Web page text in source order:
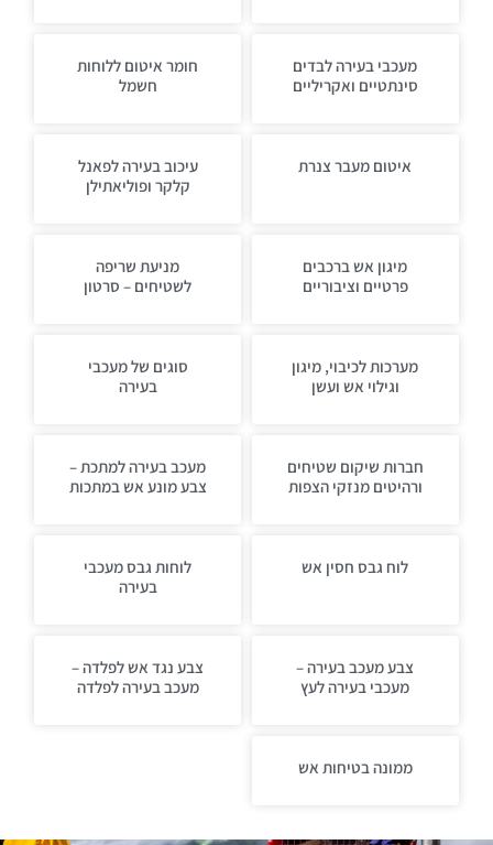
מעכבי בעירה לבדים
סינתטיים ואקריליים
חומר איטום ללוחות
חשמל
איטום מעבר צנרת
עיכוב בעירה לפאנל
קלקר ופוליאתילן
מיגון אש ברכבים
פרטיים וציבוריים
מניעת שריפה
לשטיחים – סרטון
מערכות לכיבוי, מיגון
וגילוי אש ועשן
סוגים של מעכבי
בעירה
חברות שיקום שטיחים
ורהיטים מנזקי הצפות
מעכב בעירה למתכת –
צבע מונע אש במתכות
לוח גבס חסין אש
לוחות גבס מעכבי
בעירה
צבע מעכב בעירה –
מעכבי בעירה לעץ
צבע נגד אש לפלדה –
מעכב בעירה לפלדה
ממונה בטיחות אש